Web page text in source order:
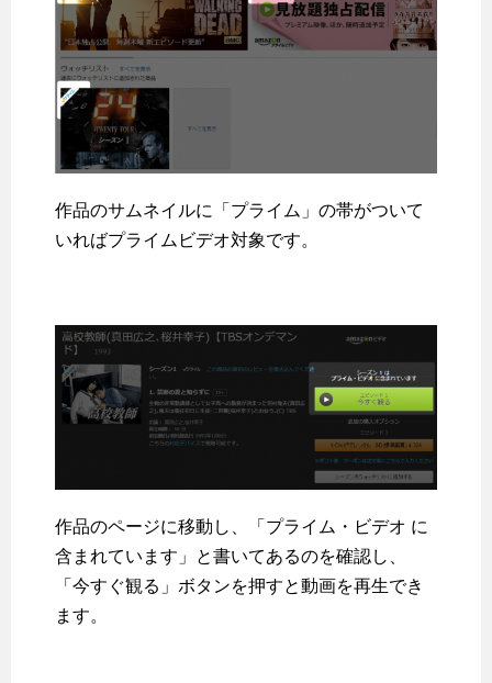
作品のサムネイルに「プライム」の帯がついて
いればプライムビデオ対象です。
作品のページに移動し、「プライム・ビデオ に
含まれています」と書いてあるのを確認し、
「今すぐ観る」ボタンを押すと動画を再生でき
ます。